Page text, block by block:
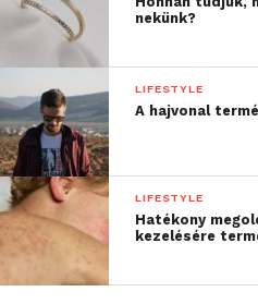
nekünk?
LIFESTYLE
A hajvonal
LIFESTYLE
Hatékony
kezelésére